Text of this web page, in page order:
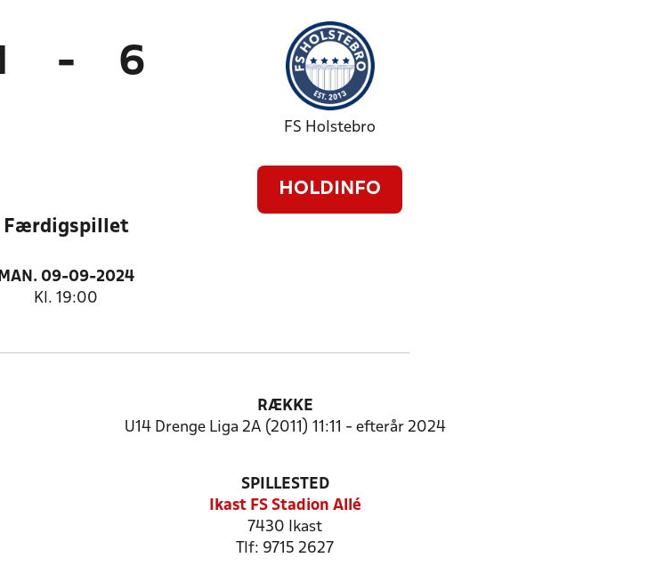
- 6
FS Holstebro
HOLDINFO
Færdigspillet
MAN. 09-09-2024
Kl. 19:00
RÆKKE
U14 Drenge Liga 2A (2011) 11:11 - efterår 2024
SPILLESTED
Ikast FS Stadion Allé
7430 Ikast
Tlf: 9715 2627